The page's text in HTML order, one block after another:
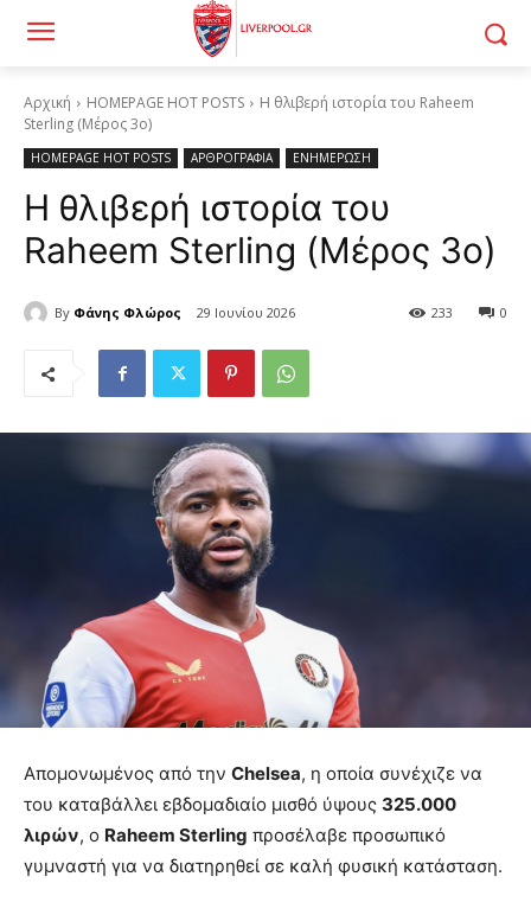
Αρχική HOMEPAGE HOT POSTS
Η θλιβερή ιστορία του Raheem
Sterling (Μέρος 3ο)
HOMEPAGE HOT POSTS ΑΡΘΡΟΓΡΑΦΙΑ ΕΝΗΜΕΡΩΣΗ
Η θλιβερή ιστορία του
Raheem Sterling (Μέρος 3ο)
By Φάνης Φλώρος 29 Ιουνίου 2026 0
233
Απομονωμένος από την Chelsea, η οποία συνέχιζε να
του καταβάλλει εβδομαδιαίο μισθό ύψους 325.000
λιρών, ο Raheem Sterling προσέλαβε προσωπικό
γυμναστή για να διατηρηθεί σε καλή φυσική κατάσταση.